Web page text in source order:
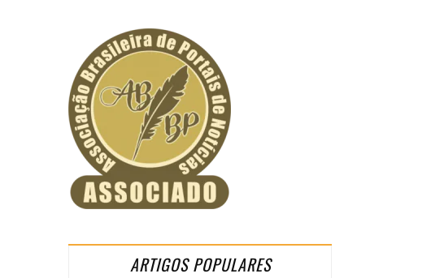
ARTIGOS POPULARES